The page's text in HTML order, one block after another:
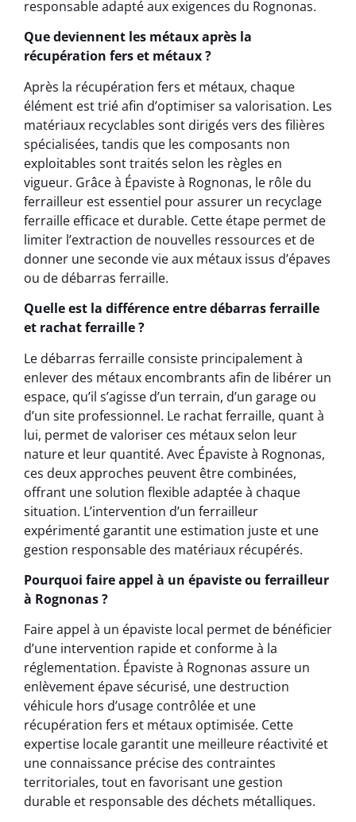
responsable adapté aux exigences du Rognonas.
Que deviennent les métaux après la
récupération fers et métaux ?
Après la récupération fers et métaux, chaque
élément est trié afin d’optimiser sa valorisation. Les
matériaux recyclables sont dirigés vers des filières
spécialisées, tandis que les composants non
exploitables sont traités selon les règles en
vigueur. Grâce à Épaviste à Rognonas, le rôle du
ferrailleur est essentiel pour assurer un recyclage
ferraille efficace et durable. Cette étape permet de
limiter l’extraction de nouvelles ressources et de
donner une seconde vie aux métaux issus d’épaves
ou de débarras ferraille.
Quelle est la différence entre débarras ferraille
et rachat ferraille ?
Le débarras ferraille consiste principalement à
enlever des métaux encombrants afin de libérer un
espace, qu’il s’agisse d’un terrain, d’un garage ou
d’un site professionnel. Le rachat ferraille, quant à
lui, permet de valoriser ces métaux selon leur
nature et leur quantité. Avec Épaviste à Rognonas,
ces deux approches peuvent être combinées,
offrant une solution flexible adaptée à chaque
situation. L’intervention d’un ferrailleur
expérimenté garantit une estimation juste et une
gestion responsable des matériaux récupérés.
Pourquoi faire appel à un épaviste ou ferrailleur
à Rognonas ?
Faire appel à un épaviste local permet de bénéficier
d’une intervention rapide et conforme à la
réglementation. Épaviste à Rognonas assure un
enlèvement épave sécurisé, une destruction
véhicule hors d’usage contrôlée et une
récupération fers et métaux optimisée. Cette
expertise locale garantit une meilleure réactivité et
une connaissance précise des contraintes
territoriales, tout en favorisant une gestion
durable et responsable des déchets métalliques.